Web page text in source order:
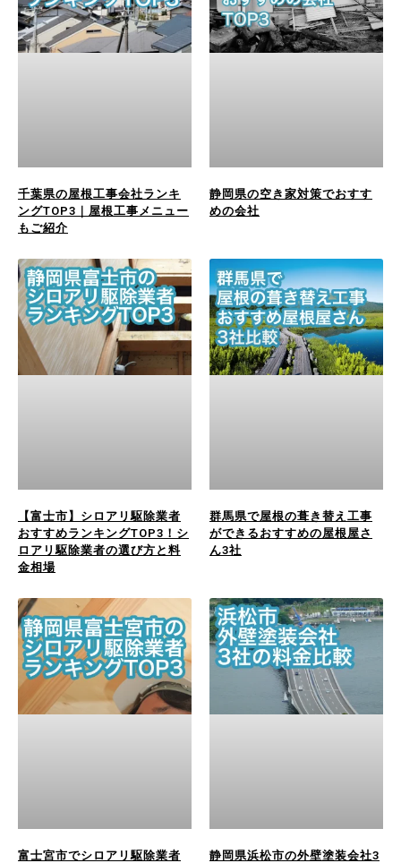
千葉県の屋根工事会社ランキ
ングTOP3｜屋根工事メニュー
もご紹介
静岡県の空き家対策でおすす
めの会社
【富士市】シロアリ駆除業者
おすすめランキングTOP3！シ
ロアリ駆除業者の選び方と料
金相場
群馬県で屋根の葺き替え工事
ができるおすすめの屋根屋さ
ん3社
富士宮市でシロアリ駆除業者
静岡県浜松市の外壁塗装会社3